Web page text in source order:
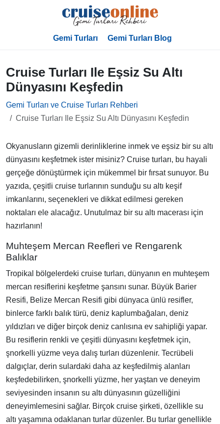
Gemi Turları Gemi Turları Blog
Cruise Turları Ile Eşsiz Su Altı
Dünyasını Keşfedin
Gemi Turları ve Cruise Turları Rehberi
Cruise Turları Ile Eşsiz Su Altı Dünyasını Keşfedin
Okyanusların gizemli derinliklerine inmek ve eşsiz bir su altı
dünyasını keşfetmek ister misiniz? Cruise turları, bu hayali
gerçeğe dönüştürmek için mükemmel bir fırsat sunuyor. Bu
yazıda, çeşitli cruise turlarının sunduğu su altı keşif
imkanlarını, seçenekleri ve dikkat edilmesi gereken
noktaları ele alacağız. Unutulmaz bir su altı macerası için
hazırlanın!
Muhteşem Mercan Reefleri ve Rengarenk
Balıklar
Tropikal bölgelerdeki cruise turları, dünyanın en muhteşem
mercan resiflerini keşfetme şansını sunar. Büyük Barier
Resifi, Belize Mercan Resifi gibi dünyaca ünlü resifler,
binlerce farklı balık türü, deniz kaplumbağaları, deniz
yıldızları ve diğer birçok deniz canlısına ev sahipliği yapar.
Bu resiflerin renkli ve çeşitli dünyasını keşfetmek için,
şnorkelli yüzme veya dalış turları düzenlenir. Tecrübeli
dalgıçlar, derin sulardaki daha az keşfedilmiş alanları
keşfedebilirken, şnorkelli yüzme, her yaştan ve deneyim
seviyesinden insanın su altı dünyasının güzelliğini
deneyimlemesini sağlar. Birçok cruise şirketi, özellikle su
altı yaşamına odaklanan turlar düzenler. Bu turlar genellikle